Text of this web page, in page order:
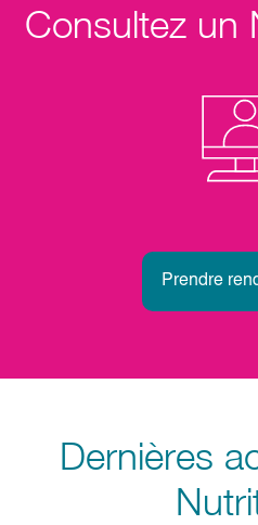
Consultez un
Prendre
Dernières